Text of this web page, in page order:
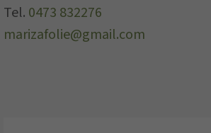
Tel. 0473 832276
marizafolie@gmail.com